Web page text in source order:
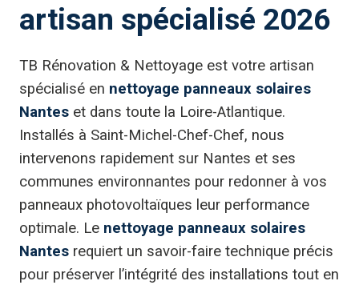
artisan spécialisé 2026
TB Rénovation & Nettoyage est votre artisan
spécialisé en nettoyage panneaux solaires
Nantes et dans toute la Loire-Atlantique.
Installés à Saint-Michel-Chef-Chef, nous
intervenons rapidement sur Nantes et ses
communes environnantes pour redonner à vos
panneaux photovoltaïques leur performance
optimale. Le nettoyage panneaux solaires
Nantes requiert un savoir-faire technique précis
pour préserver l’intégrité des installations tout en